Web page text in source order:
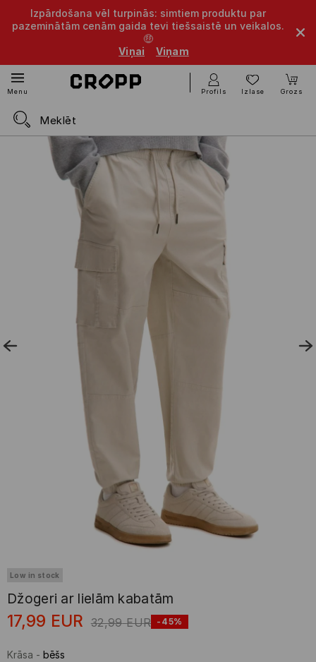
Izpārdošana vēl turpinās: simtiem produktu par
pazeminātām cenām gaida tevi tiešsaistē un veikalos.
🤑
Viņai
Viņam
Menu Profils Izlase Grozs
Low in stock
Džogeri ar lielām kabatām
17,99 EUR 32,99 EUR -45%
Krāsa - bēšs